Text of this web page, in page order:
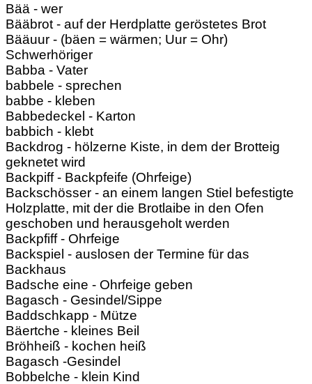
Bää - wer
Bääbrot - auf der Herdplatte geröstetes Brot
Bääuur - (bäen = wärmen; Uur = Ohr)
Schwerhöriger
Babba - Vater
babbele - sprechen
babbe - kleben
Babbedeckel - Karton
babbich - klebt
Backdrog - hölzerne Kiste, in dem der Brotteig
geknetet wird
Backpiff - Backpfeife (Ohrfeige)
Backschösser - an einem langen Stiel befestigte
Holzplatte, mit der die Brotlaibe in den Ofen
geschoben und herausgeholt werden
Backpfiff - Ohrfeige
Backspiel - auslosen der Termine für das
Backhaus
Badsche eine - Ohrfeige geben
Bagasch - Gesindel/Sippe
Baddschkapp - Mütze
Bäertche - kleines Beil
Bröhheiß - kochen heiß
Bagasch -Gesindel
Bobbelche - klein Kind